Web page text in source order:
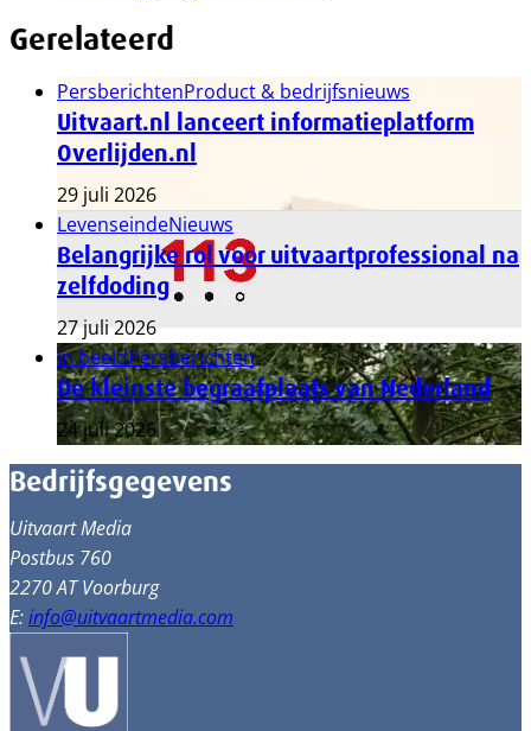
Gerelateerd
PersberichtenProduct & bedrijfsnieuws
Uitvaart.nl lanceert informatieplatform
Overlijden.nl
29 juli 2026
LevenseindeNieuws
Belangrijke rol voor uitvaartprofessional na
zelfdoding
27 juli 2026
In beeldPersberichten
De kleinste begraafplaats van Nederland
24 juli 2026
Bedrijfsgegevens
Uitvaart Media
Postbus 760
2270 AT Voorburg
E:info@uitvaartmedia.com